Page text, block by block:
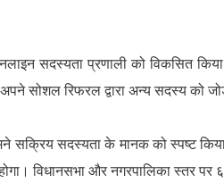
सदस्यता प्रणाली को विकसित
सोशल रिफरल द्वारा अन्य सदस्य को
सक्रिय सदस्यता के मानक को स्पष्ट
विधानसभा और नगरपालिका स्तर